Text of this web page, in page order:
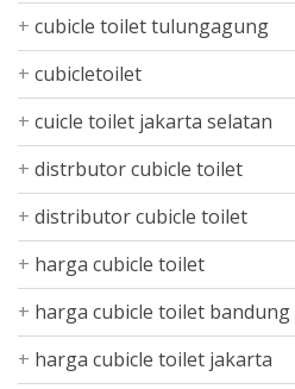
cubicle toilet tulungagung
cubicletoilet
cuicle toilet jakarta selatan
distrbutor cubicle toilet
distributor cubicle toilet
harga cubicle toilet
harga cubicle toilet bandung
harga cubicle toilet jakarta